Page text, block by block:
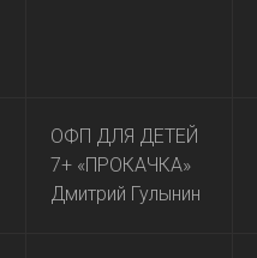
ОФП ДЛЯ ДЕТЕЙ
7+ «ПРОКАЧКА»
Дмитрий Гулынин